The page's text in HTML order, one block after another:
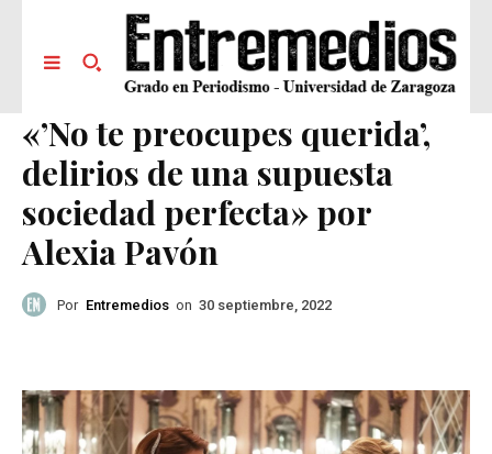
«’No te preocupes querida’,
delirios de una supuesta
sociedad perfecta» por
Alexia Pavón
Por Entremedios on 30 septiembre, 2022